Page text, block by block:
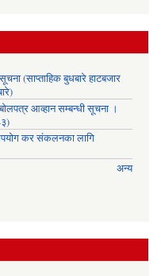
(साप्ताहिक बुधबारे हाटबजार
आव्हान सम्बन्धी सूचना ।
कर संकलनका लागि
अन्य